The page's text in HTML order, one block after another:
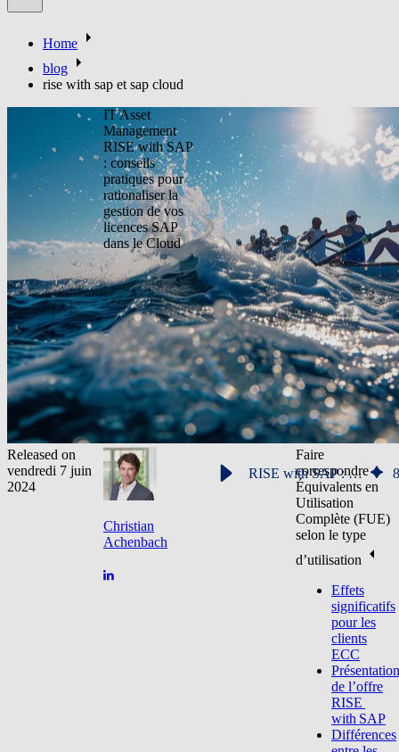
Home
blog
rise with sap et sap cloud
IT Asset
Management
RISE with SAP
: conseils
pratiques pour
rationaliser la
gestion de vos
licences SAP
dans le Cloud
Released on
vendredi 7 juin
2024
Christian
Achenbach
RISE with SAP : conseils pratiques pour rationaliser la gestion de vos licences SAP dans le Cloud 8
Faire
correspondre
Équivalents en
Utilisation
Complète (FUE)
selon le type
d’utilisation
Effets
significatifs
pour les
clients
ECC
Présentation
de l’offre
RISE
with SAP
Différences